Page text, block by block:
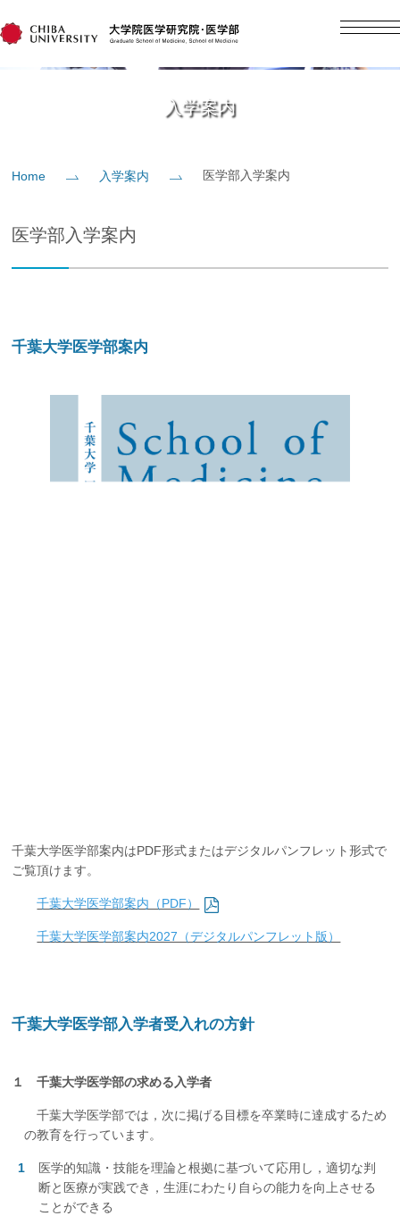
日本語
研究
交通アクセス
入学案内
Home 入学案内 医学部入学案内
医学部入学案内
千葉大学医学部案内
千葉大学医学部案内はPDF形式またはデジタルパンフレット形式で
ご覧頂けます。
千葉大学医学部案内（PDF）
千葉大学医学部案内2027（デジタルパンフレット版）
千葉大学医学部入学者受入れの方針
１ 千葉大学医学部の求める入学者
千葉大学医学部では，次に掲げる目標を卒業時に達成するため
の教育を行っています。
医学的知識・技能を理論と根拠に基づいて応用し，適切な判
断と医療が実践でき，生涯にわたり自らの能力を向上させる
ことができる